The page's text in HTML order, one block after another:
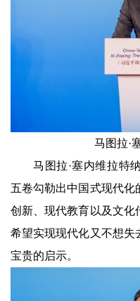
马图拉·
马图拉·塞内维拉特
五卷勾勒出中国式现代
创新、现代教育以及文化
希望实现现代化又不想失
宝贵的启示。